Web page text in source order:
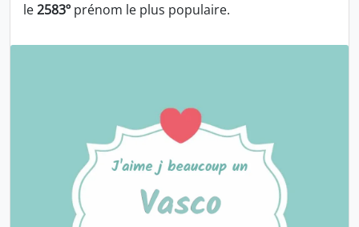
le2583º prénom le plus populaire.